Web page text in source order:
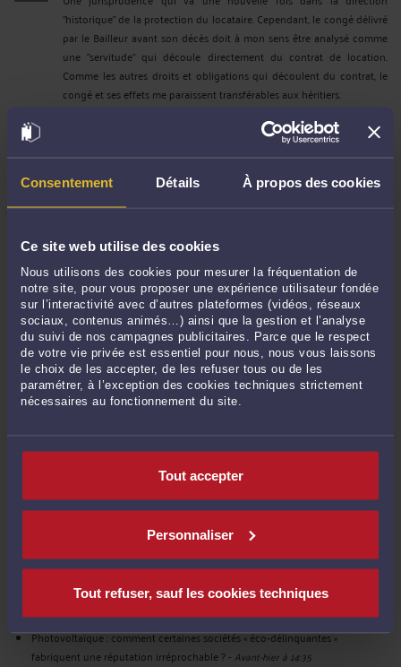
Consentement Détails À propos des cookies
Ce site web utilise des cookies
Nous utilisons des cookies pour mesurer la fréquentation de
notre site, pour vous proposer une expérience utilisateur fondée
sur l’interactivité avec d’autres plateformes (vidéos, réseaux
sociaux, contenus animés…) ainsi que la gestion et l’analyse
du suivi de nos campagnes publicitaires. Parce que le respect
de votre vie privée est essentiel pour nous, nous vous laissons
le choix de les accepter, de les refuser tous ou de les
paramétrer, à l’exception des cookies techniques strictement
nécessaires au fonctionnement du site.
Tout accepter
Personnaliser
Tout refuser, sauf les cookies techniques
"historique" de la protection du locataire. Cependant, le congé délivré
par le Bailleur avant son décès doit à mon sens être analysé comme
une "servitude" qui découle directement du contrat de location.
Comme les autres droits et obligations qui découlent du contrat, le
congé et ses effets me paraissent transférables aux héritiers.
CONTACTER ME ROULAND
CONSULTER PAR VIDÉO
CONSULTER PAR TÉLÉPHONE
POSER UNE QUESTION ÉCRITE
DERNIÈRES PUBLICATIONS
pour une vaste escroquerie à la rénovation énergétique-Hier à 15:10
HOMELOG radiée après une transmission de patrimoine à une société
britannique : quels recours pour les victimes ?-Hier à 14:16
Photovoltaïque : comment certaines sociétés « éco-délinquantes »
fabriquent une réputation irréprochable ?-Avant-hier à 14:35